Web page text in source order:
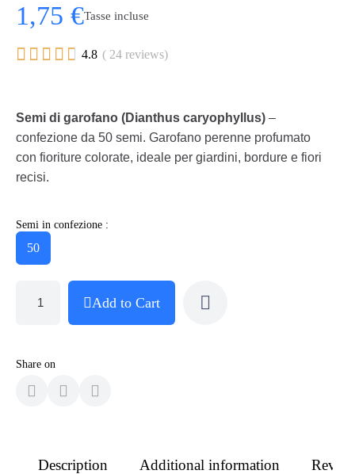
1,75 €Tasse incluse
     4.8 ( 24 reviews)
Semi di garofano (Dianthus caryophyllus) –
confezione da 50 semi. Garofano perenne profumato
con fioriture colorate, ideale per giardini, bordure e fiori
recisi.
Semi in confezione :
50
Add to Cart
Share on
Description Additional information